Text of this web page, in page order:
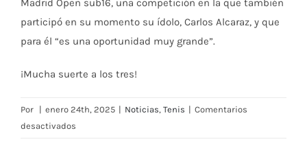
Madrid Open sub16, una competición en la que también
participó en su momento su ídolo, Carlos Alcaraz, y que
para él “es una oportunidad muy grande”.
¡Mucha suerte a los tres!
Por | enero 24th, 2025 | Noticias, Tenis | Comentarios
desactivados